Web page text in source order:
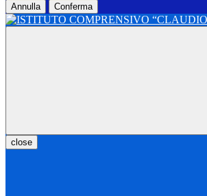
Annulla Conferma
close